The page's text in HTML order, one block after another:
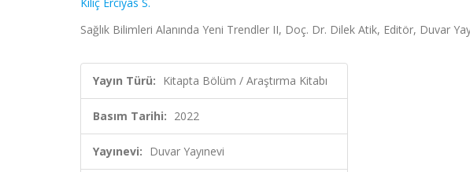
Sağlık Bilimleri Alanında Yeni Trendler II, Doç. Dr. Dilek Atik, Editör, Duvar
Yayın Türü: Kitapta Bölüm / Araştırma Kitabı
Basım Tarihi: 2022
Yayınevi: Duvar Yayınevi